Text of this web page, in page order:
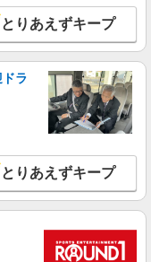
とりあえずキープ
ラ
とりあえずキープ